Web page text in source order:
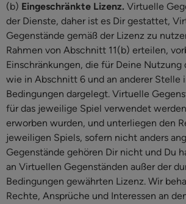
(b) Eingeschränkte Lizenz. Virtuelle
der Dienste, daher ist es Dir gestattet,
Gegenstände gemäß der Lizenz zu
Rahmen von Abschnitt 11(b) erteilen,
Einschränkungen, die für Deine Nutzung
wie in Abschnitt 6 und an anderer Stelle
Bedingungen dargelegt. Virtuelle
für das jeweilige Spiel verwendet
erworben wurden, und unterliegen den
jeweiligen Spiels, sofern nicht anders
Gegenstände gehören Dir nicht und Du
an Virtuellen Gegenständen außer der
Bedingungen gewährten Lizenz. Wir
Rechte, Ansprüche und Interessen an